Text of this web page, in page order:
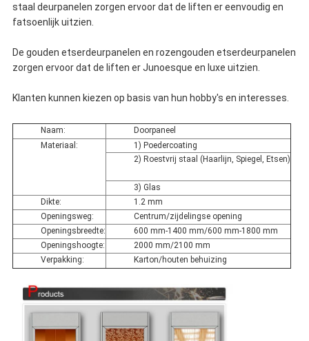
staal deurpanelen zorgen ervoor dat de liften er eenvoudig en
fatsoenlijk uitzien.
De gouden etserdeurpanelen en rozengouden etserdeurpanelen
zorgen ervoor dat de liften er Junoesque en luxe uitzien.
Klanten kunnen kiezen op basis van hun hobby's en interesses.
Naam:
Doorpaneel
Materiaal:
1) Poedercoating
2) Roestvrij staal (Haarlijn, Spiegel, Etsen)
3) Glas
Dikte:
1.2 mm
Openingsweg:
Centrum/zijdelingse opening
Openingsbreedte:
600 mm-1400 mm/600 mm-1800 mm
Openingshoogte:
2000 mm/2100 mm
Verpakking:
Karton/houten behuizing